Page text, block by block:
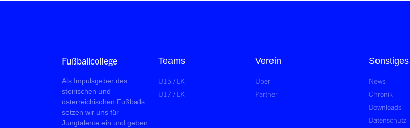
Fußballcollege
Als Impulsgeber des
steirischen und
österreichischen Fußballs
setzen wir uns für
Jungtalente ein und geben
Teams
U15 / LK
U17 / LK
Verein
Über
Partner
Sonstiges
News
Chronik
Downloads
Datenschutz